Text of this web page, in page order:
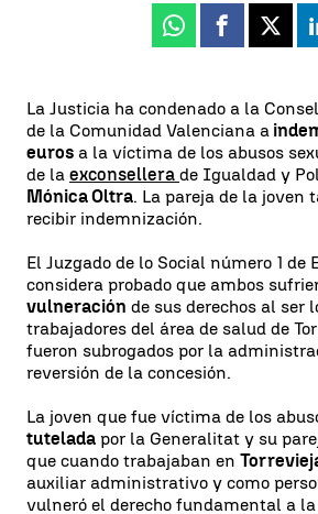
Whatsapp
Facebook
X
La Justicia ha condenado a la
de la Comunidad Valenciana a
euros a la víctima de los abusos
de la exconsellera de Igualdad y
Mónica Oltra. La pareja de la joven
recibir indemnización.
El Juzgado de lo Social número 1 de
considera probado que ambos
vulneración de sus derechos al ser
trabajadores del área de salud de
fueron subrogados por la
reversión de la concesión.
La joven que fue víctima de los
tutelada por la Generalitat y su
que cuando trabajaban en
auxiliar administrativo y como
vulneró el derecho fundamental a